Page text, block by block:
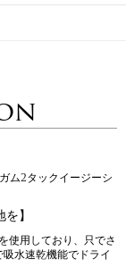
2タックイージーシ
】
使用しており、只でさ
水速乾機能でドライ